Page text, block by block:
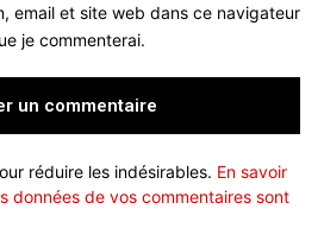
email et site web dans ce navigateur
je commenterai.
réduire les indésirables. En savoir
données de vos commentaires sont